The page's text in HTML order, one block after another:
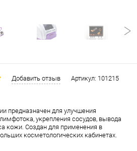
Добавить отзыв Артикул: 101215
предназначен для улучшения
укрепления сосудов, вывода
кожи. Создан для применения в
косметологических кабинетах.